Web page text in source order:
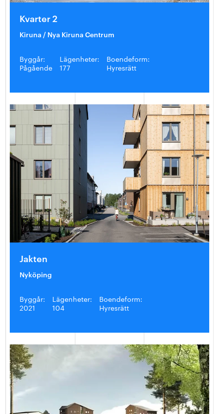
Kvarter 2
Kiruna / Nya Kiruna Centrum
Byggår:
Pågående
Lägenheter:
177
Boendeform:
Hyresrätt
Jakten
Nyköping
Byggår:
2021
Lägenheter:
104
Boendeform:
Hyresrätt